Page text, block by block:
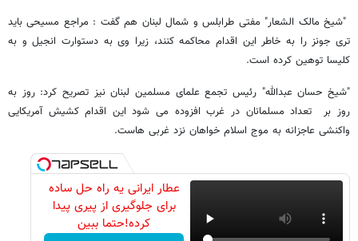
"شیخ مالک الشعار" مفتی طرابلس و شمال لبنان هم گفت : مراجع مسیحی باید
تری جونز را به خاطر این اقدام محاکمه کنند، زیرا وی به دستوارت انجیل و به
کلیسا توهین کرده است.
"شیخ حسان عبدالله" رئیس تجمع علمای مسلمین لبنان نیز تصریح کرد: روز به
روز بر تعداد مسلمانان در غرب افزوده می شود این اقدام کشیش آمریکایی
واکنشی عاجزانه به موج اسلام خواهان نزد غربی هاست.
عطار ایرانی یه راه حل ساده
برای جلوگیری از پیری پیدا
کرده!حتما ببین